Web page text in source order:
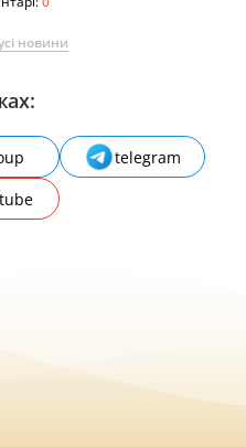
новини
telegram